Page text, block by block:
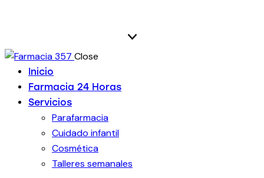
Close
Inicio
Farmacia 24 Horas
Servicios
Parafarmacia
Cuidado infantil
Cosmética
Talleres semanales